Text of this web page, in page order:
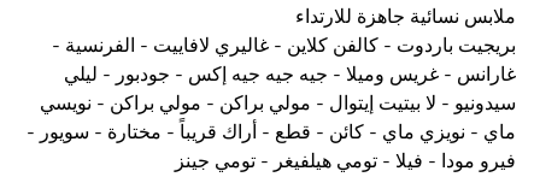
نسائية جاهزة للارتداء
باردوت - كالفن كلاين - غاليري لافاييت - الفرنسية -
- غريس وميلا - جيه جيه جيه إكس - جودبور - ليلي
- لا بيتيت إيتوال - مولي براكن - مولي براكن - نويسي
نويزي ماي - كائن - قطع - أراك قريباً - مختارة - سويور -
- فيلا - تومي هيلفيغر - تومي جينز